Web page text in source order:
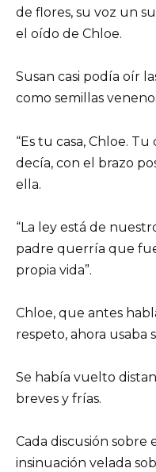
de flores, su voz un
el oído de Chloe.
Susan casi podía oír
como semillas
“Es tu casa, Chloe.
decía, con el brazo
ella.
“La ley está de
padre querría que
propia vida”.
Chloe, que antes
respeto, ahora usaba
Se había vuelto
breves y frías.
Cada discusión
insinuación velada